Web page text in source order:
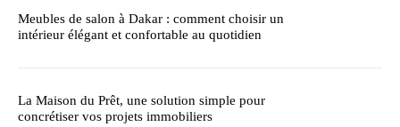
Meubles de salon à Dakar : comment choisir un
intérieur élégant et confortable au quotidien
La Maison du Prêt, une solution simple pour
concrétiser vos projets immobiliers